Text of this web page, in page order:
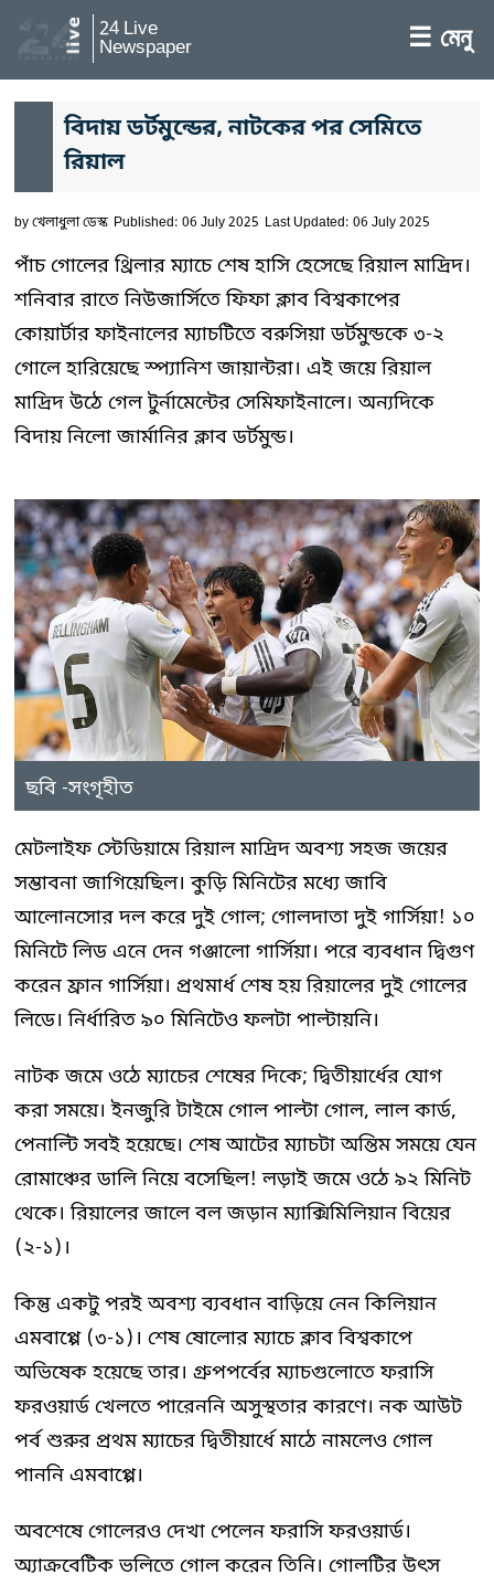
24 Live
Newspaper ☰ মেনু
বিদায় ডর্টমুন্ডের, নাটকের পর সেমিতে
রিয়াল
byখেলাধুলা ডেস্ক Published: 06 July 2025 Last Updated: 06 July 2025
পাঁচ গোলের থ্রিলার ম্যাচে শেষ হাসি হেসেছে রিয়াল মাদ্রিদ।
শনিবার রাতে নিউজার্সিতে ফিফা ক্লাব বিশ্বকাপের
কোয়ার্টার ফাইনালের ম্যাচটিতে বরুসিয়া ডর্টমুন্ডকে ৩-২
গোলে হারিয়েছে স্প্যানিশ জায়ান্টরা। এই জয়ে রিয়াল
মাদ্রিদ উঠে গেল টুর্নামেন্টের সেমিফাইনালে। অন্যদিকে
বিদায় নিলো জার্মানির ক্লাব ডর্টমুন্ড।
ছবি -সংগৃহীত
মেটলাইফ স্টেডিয়ামে রিয়াল মাদ্রিদ অবশ্য সহজ জয়ের
সম্ভাবনা জাগিয়েছিল। কুড়ি মিনিটের মধ্যে জাবি
আলোনসোর দল করে দুই গোল; গোলদাতা দুই গার্সিয়া! ১০
মিনিটে লিড এনে দেন গঞ্জালো গার্সিয়া। পরে ব্যবধান দ্বিগুণ
করেন ফ্রান গার্সিয়া। প্রথমার্ধ শেষ হয় রিয়ালের দুই গোলের
লিডে। নির্ধারিত ৯০ মিনিটেও ফলটা পাল্টায়নি।
নাটক জমে ওঠে ম্যাচের শেষের দিকে; দ্বিতীয়ার্ধের যোগ
করা সময়ে। ইনজুরি টাইমে গোল পাল্টা গোল, লাল কার্ড,
পেনাল্টি সবই হয়েছে। শেষ আটের ম্যাচটা অন্তিম সময়ে যেন
রোমাঞ্চের ডালি নিয়ে বসেছিল! লড়াই জমে ওঠে ৯২ মিনিট
থেকে। রিয়ালের জালে বল জড়ান ম্যাক্সিমিলিয়ান বিয়ের
(২-১)।
কিন্তু একটু পরই অবশ্য ব্যবধান বাড়িয়ে নেন কিলিয়ান
এমবাপ্পে (৩-১)। শেষ ষোলোর ম্যাচে ক্লাব বিশ্বকাপে
অভিষেক হয়েছে তার। গ্রুপপর্বের ম্যাচগুলোতে ফরাসি
ফরওয়ার্ড খেলতে পারেননি অসুস্থতার কারণে। নক আউট
পর্ব শুরুর প্রথম ম্যাচের দ্বিতীয়ার্ধে মাঠে নামলেও গোল
পাননি এমবাপ্পে।
অবশেষে গোলেরও দেখা পেলেন ফরাসি ফরওয়ার্ড।
অ্যাক্রবেটিক ভলিতে গোল করেন তিনি। গোলটির উৎস